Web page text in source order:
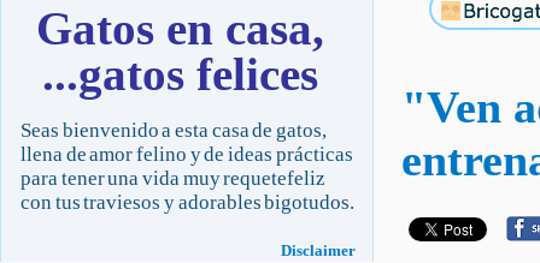
"Ven
Gatos en casa,
...gatos felices
Seas bienvenido a esta casa de gatos,
llena de amor felino y de ideas prácticas
para tener una vida muy requetefeliz
con tus traviesos y adorables bigotudos.
Disclaimer